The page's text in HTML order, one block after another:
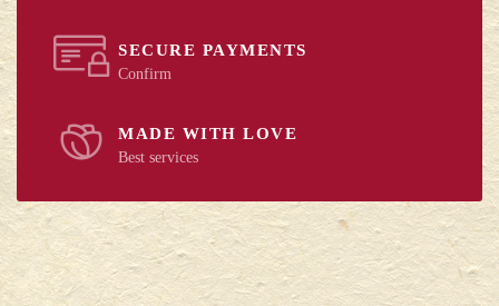
SECURE PAYMENTS
Confirm
MADE WITH LOVE
Best services